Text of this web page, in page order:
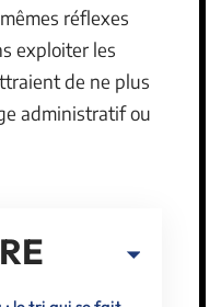
réflexes
exploiter les
de ne plus
administratif ou